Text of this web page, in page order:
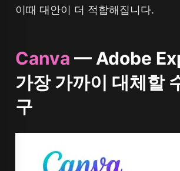
이때 대안이 더 적합해집니다.
Canva — Adobe
가장 가까이 대체할
구